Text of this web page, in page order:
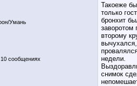
Умань
сообщениях
Такоеже
только
бронхит
заворотом
второму
вычухался,
недели.
снимок